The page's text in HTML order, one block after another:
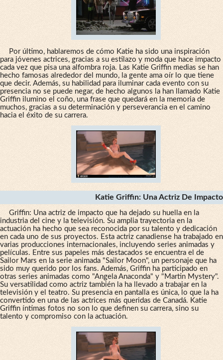
Por último, hablaremos de cómo Katie ha sido una inspiración
para jóvenes actrices, gracias a su estilazo y moda que hace impacto
cada vez que pisa una alfombra roja. Las Katie Griffin medias se han
hecho famosas alrededor del mundo, la gente ama oír lo que tiene
que decir. Además, su habilidad para iluminar cada evento con su
presencia no se puede negar, de hecho algunos la han llamado Katie
Griffin ilumino el coño, una frase que quedará en la memoria de
muchos, gracias a su determinación y perseverancia en el camino
hacia el éxito de su carrera.
Katie Griffin: Una Actriz De Impacto
Griffin: Una actriz de impacto que ha dejado su huella en la
industria del cine y la televisión. Su amplia trayectoria en la
actuación ha hecho que sea reconocida por su talento y dedicación
en cada uno de sus proyectos. Esta actriz canadiense ha trabajado en
varias producciones internacionales, incluyendo series animadas y
películas. Entre sus papeles más destacados se encuentra el de
Sailor Mars en la serie animada "Sailor Moon", un personaje que ha
sido muy querido por los fans. Además, Griffin ha participado en
otras series animadas como "Angela Anaconda" y "Martin Mystery".
Su versatilidad como actriz también la ha llevado a trabajar en la
televisión y el teatro. Su presencia en pantalla es única, lo que la ha
convertido en una de las actrices más queridas de Canadá. Katie
Griffin íntimas fotos no son lo que definen su carrera, sino su
talento y compromiso con la actuación.